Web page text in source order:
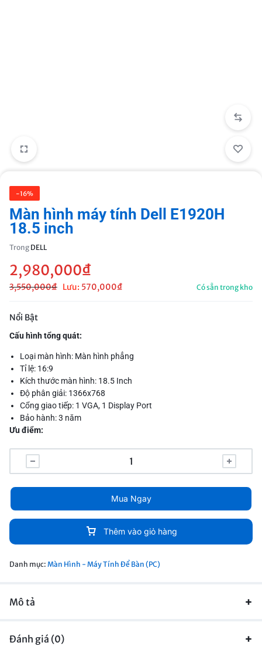
-16%
Màn hình máy tính Dell E1920H
18.5 inch
Trong DELL
2,980,000₫
3,550,000₫ Lưu: 570,000₫ Có sẵn trong kho
Nổi Bật
Cấu hình tổng quát:
Loại màn hình: Màn hình phẳng
Tỉ lệ: 16:9
Kích thước màn hình: 18.5 Inch
Độ phân giải: 1366x768
Cổng giao tiếp: 1 VGA, 1 Display Port
Bảo hành: 3 năm
Ưu điểm:
Màn hình máy tính Dell E1920H mang đến trải nghiệm hình ảnh
và giao diện người dùng đắm chìm
Khung ảnh sống động với kích thước từ 18,5 inch sẽ tạo cảm
giác làm việc và giải trí hoàn hảo
Thêm vào giỏ hàng
Mua Ngay
Danh mục: Màn Hình - Máy Tính Để Bàn (PC)
Mô tả
Đánh giá (0)